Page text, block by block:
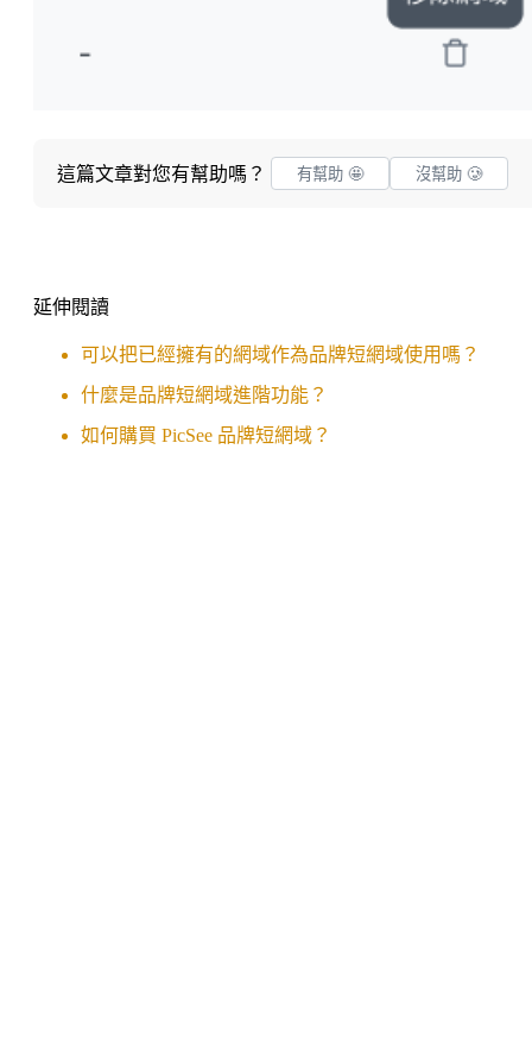
這篇文章對您有幫助嗎？ 有幫助 🤩 沒幫助 🥲
延伸閱讀
可以把已經擁有的網域作為品牌短網域使用嗎？
什麼是品牌短網域進階功能？
如何購買 PicSee 品牌短網域？